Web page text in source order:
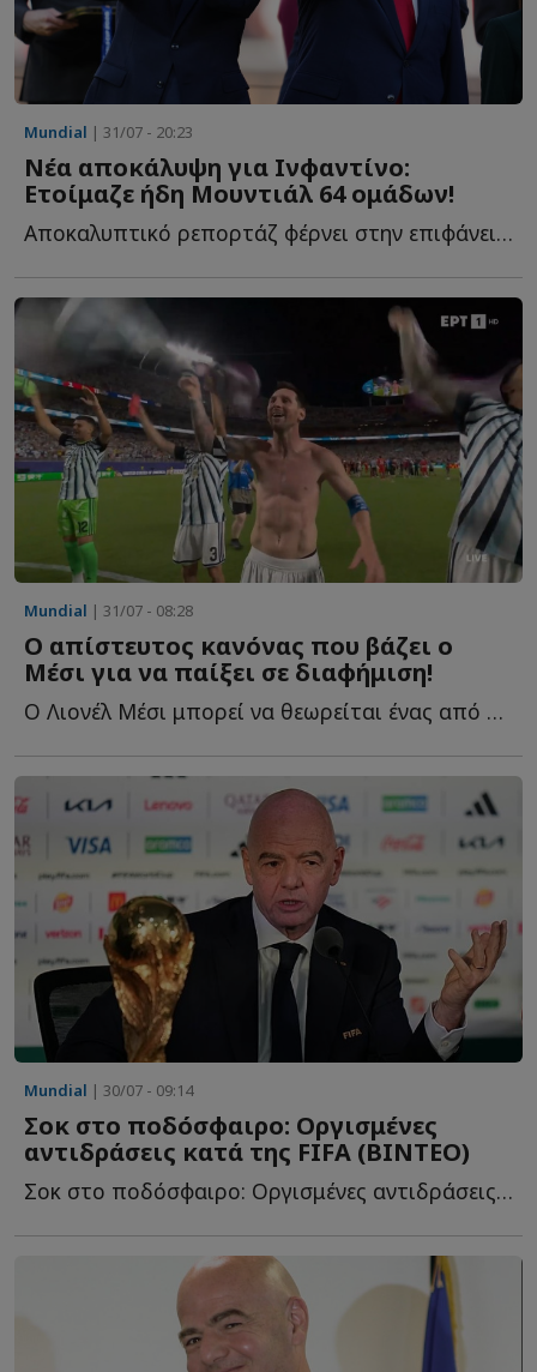
Mundial | 31/07 - 20:23
Νέα αποκάλυψη για Ινφαντίνο:
Ετοίμαζε ήδη Μουντιάλ 64 ομάδων!
Αποκαλυπτικό ρεπορτάζ φέρνει στην επιφάνεια την δράση τ...
Mundial | 31/07 - 08:28
Ο απίστευτος κανόνας που βάζει ο
Μέσι για να παίξει σε διαφήμιση!
Ο Λιονέλ Μέσι μπορεί να θεωρείται ένας από τους μεγαλύτερους π...
Mundial | 30/07 - 09:14
Σοκ στο ποδόσφαιρο: Οργισμένες
αντιδράσεις κατά της FIFA (BINTEO)
Σοκ στο ποδόσφαιρο: Οργισμένες αντιδράσεις κατά της FI...